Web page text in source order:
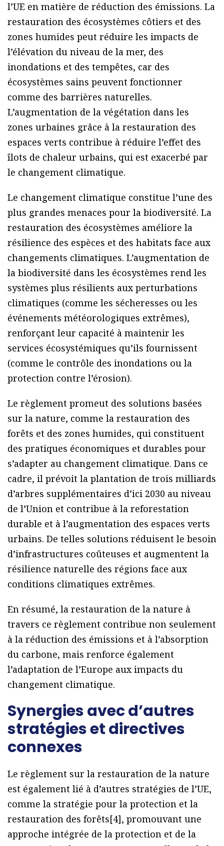
l’UE en matière de réduction des émissions. La
restauration des écosystèmes côtiers et des
zones humides peut réduire les impacts de
l’élévation du niveau de la mer, des
inondations et des tempêtes, car des
écosystèmes sains peuvent fonctionner
comme des barrières naturelles.
L’augmentation de la végétation dans les
zones urbaines grâce à la restauration des
espaces verts contribue à réduire l’effet des
îlots de chaleur urbains, qui est exacerbé par
le changement climatique.
Le changement climatique constitue l’une des
plus grandes menaces pour la biodiversité. La
restauration des écosystèmes améliore la
résilience des espèces et des habitats face aux
changements climatiques. L’augmentation de
la biodiversité dans les écosystèmes rend les
systèmes plus résilients aux perturbations
climatiques (comme les sécheresses ou les
événements météorologiques extrêmes),
renforçant leur capacité à maintenir les
services écosystémiques qu’ils fournissent
(comme le contrôle des inondations ou la
protection contre l’érosion).
Le règlement promeut des solutions basées
sur la nature, comme la restauration des
forêts et des zones humides, qui constituent
des pratiques économiques et durables pour
s’adapter au changement climatique. Dans ce
cadre, il prévoit la plantation de trois milliards
d’arbres supplémentaires d’ici 2030 au niveau
de l’Union et contribue à la reforestation
durable et à l’augmentation des espaces verts
urbains. De telles solutions réduisent le besoin
d’infrastructures coûteuses et augmentent la
résilience naturelle des régions face aux
conditions climatiques extrêmes.
En résumé, la restauration de la nature à
travers ce règlement contribue non seulement
à la réduction des émissions et à l’absorption
du carbone, mais renforce également
l’adaptation de l’Europe aux impacts du
changement climatique.
Synergies avec d’autres
stratégies et directives
connexes
Le règlement sur la restauration de la nature
est également lié à d’autres stratégies de l’UE,
comme la stratégie pour la protection et la
restauration des forêts[4], promouvant une
approche intégrée de la protection et de la